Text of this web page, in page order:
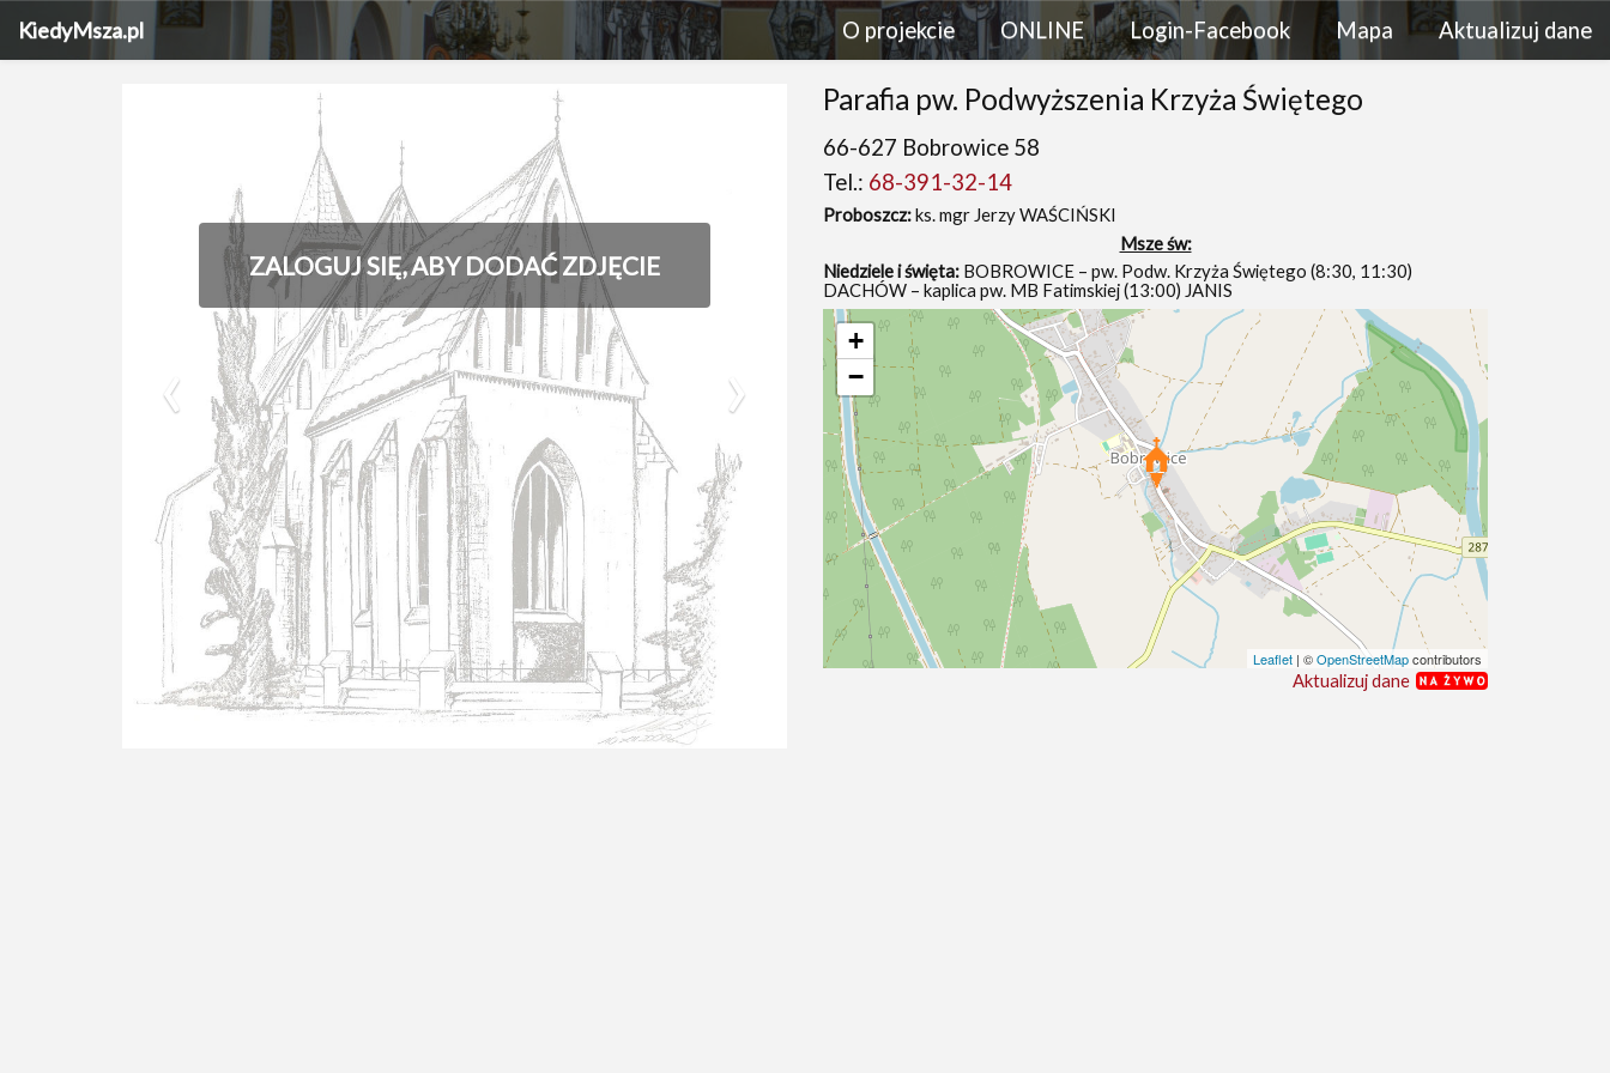
KiedyMsza.pl O projekcie ONLINE Login-Facebook Mapa Aktualizuj dane
ZALOGUJ SIĘ, ABY DODAĆ ZDJĘCIE
‹ ›
Parafia pw. Podwyższenia Krzyża Świętego
66-627 Bobrowice 58
Tel.: 68-391-32-14
Proboszcz:ks. mgr Jerzy WAŚCIŃSKI
Msze św:
Niedziele i święta: BOBROWICE – pw. Podw. Krzyża Świętego (8:30, 11:30)
DACHÓW – kaplica pw. MB Fatimskiej (13:00) JANIS
+
−
Leaflet | ©OpenStreetMapcontributors
Aktualizuj dane